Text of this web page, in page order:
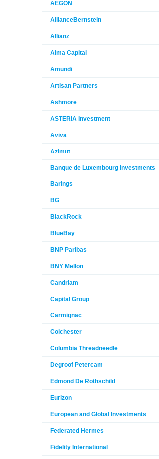
AEGON
AllianceBernstein
Allianz
Alma Capital
Amundi
Artisan Partners
Ashmore
ASTERIA Investment
Aviva
Azimut
Banque de Luxembourg Investments
Barings
BG
BlackRock
BlueBay
BNP Paribas
BNY Mellon
Candriam
Capital Group
Carmignac
Colchester
Columbia Threadneedle
Degroof Petercam
Edmond De Rothschild
Eurizon
European and Global Investments
Federated Hermes
Fidelity International